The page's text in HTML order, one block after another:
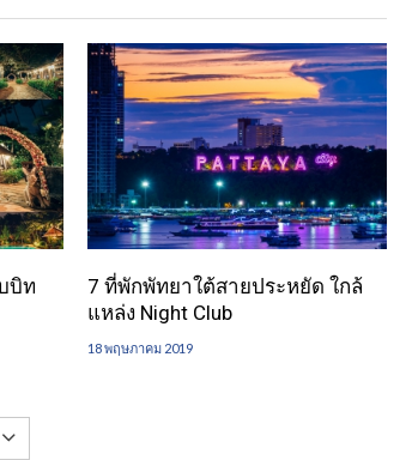
บิท
7 ที่พักพัทยาใต้สายประหยัด ใกล้
แหล่ง Night Club
18 พฤษภาคม 2019